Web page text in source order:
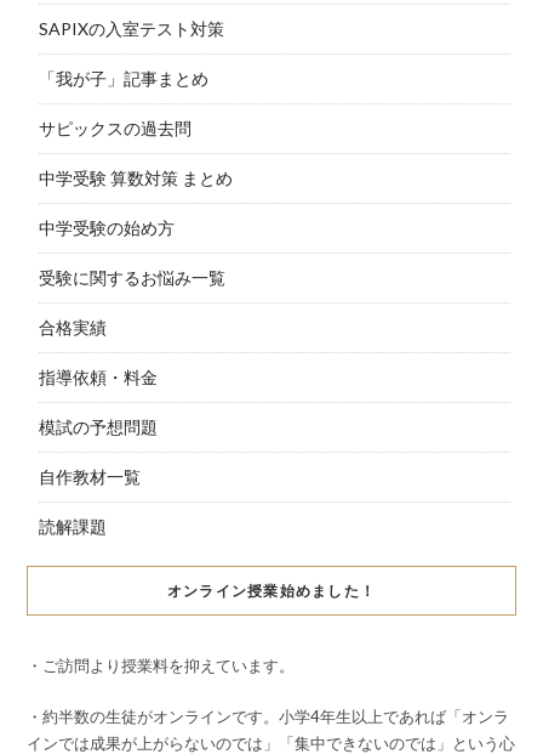
SAPIXの入室テスト対策
「我が子」記事まとめ
サピックスの過去問
中学受験 算数対策 まとめ
中学受験の始め方
受験に関するお悩み一覧
合格実績
指導依頼・料金
模試の予想問題
自作教材一覧
読解課題
オンライン授業始めました！
・ご訪問より授業料を抑えています。
・約半数の生徒がオンラインです。小学4年生以上であれば「オンラ
インでは成果が上がらないのでは」「集中できないのでは」という心